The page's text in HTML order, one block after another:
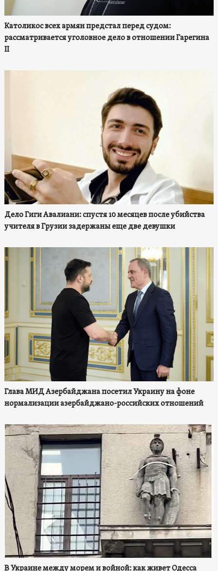
Католикос всех армян предстал перед судом:
рассматривается уголовное дело в отношении Гарегина
II
Дело Гиги Авалиани: спустя 10 месяцев после убийства
учителя в Грузии задержаны еще две девушки
Глава МИД Азербайджана посетил Украину на фоне
нормализации азербайджано-российских отношений
В Украине между морем и войной: как живет Одесса